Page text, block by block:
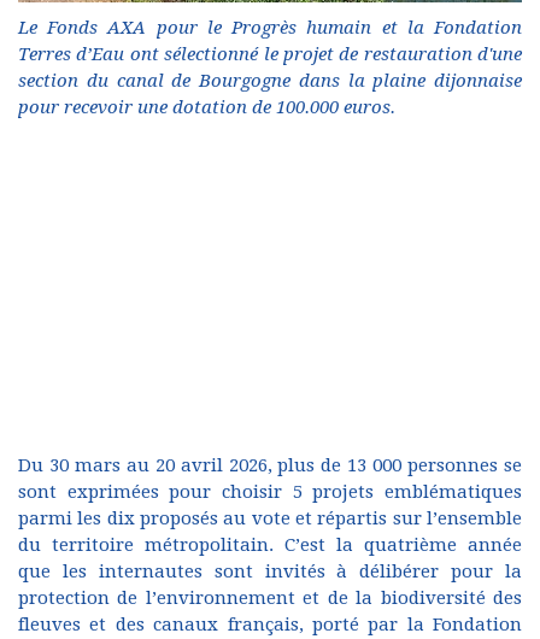
Le Fonds AXA pour le Progrès humain et la Fondation
Terres d’Eau ont sélectionné le projet de restauration d'une
section du canal de Bourgogne dans la plaine dijonnaise
pour recevoir une dotation de 100.000 euros.
Du 30 mars au 20 avril 2026, plus de 13 000 personnes se
sont exprimées pour choisir 5 projets emblématiques
parmi les dix proposés au vote et répartis sur l’ensemble
du territoire métropolitain. C’est la quatrième année
que les internautes sont invités à délibérer pour la
protection de l’environnement et de la biodiversité des
fleuves et des canaux français, porté par la Fondation